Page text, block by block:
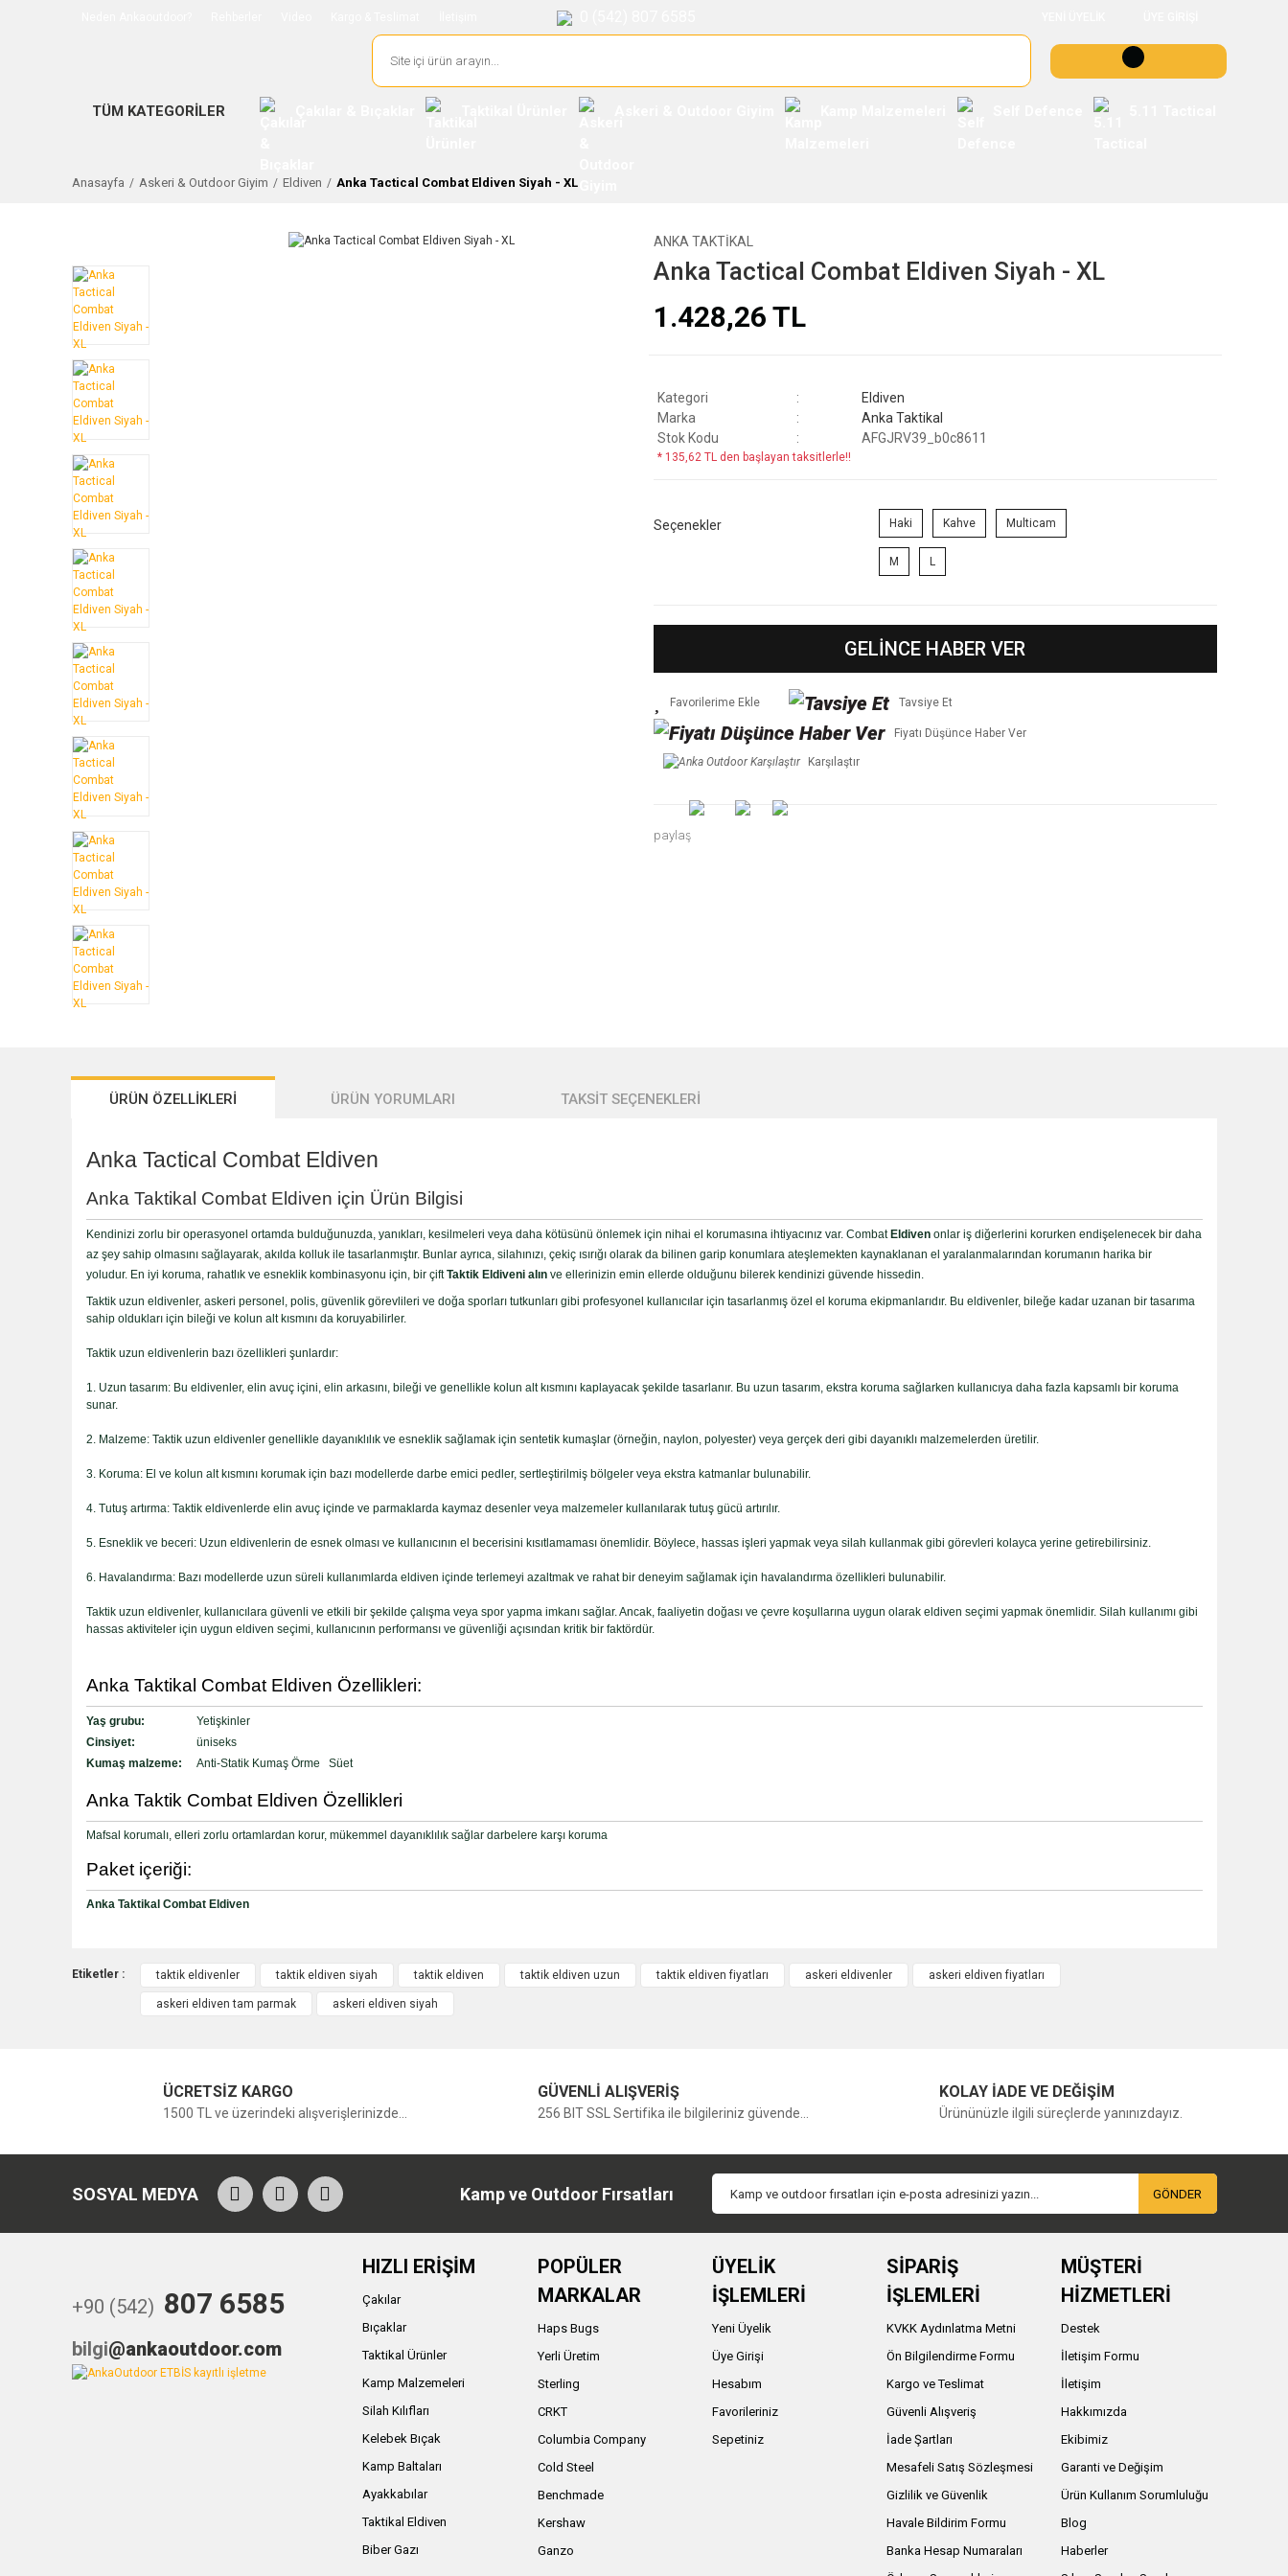
TÜM KATEGORİLER
Anasayfa Askeri & Outdoor Giyim Eldiven Anka Tactical Combat Eldiven Siyah - XL
ANKA TAKTIKAL
Anka Tactical Combat Eldiven Siyah - XL
1.428,26 TL
Kategori
Eldiven
Marka
Anka Taktikal
Stok Kodu
AFGJRV39_b0c8611
* 135,62 TL den başlayan taksitlerle!!
Seçenekler Haki Kahve Multicam
M L
GELİNCE HABER VER
Tavsiye Et
Fiyatı Düşünce Haber Ver
Karşılaştır
paylaş
ÜRÜN ÖZELLİKLERİ ÜRÜN YORUMLARI TAKSİT SEÇENEKLERİ
Anka Tactical Combat Eldiven
Anka Taktikal Combat Eldiven için Ürün Bilgisi
Kendinizi zorlu bir operasyonel ortamda bulduğunuzda, yanıkları, kesilmeleri veya daha kötüsünü önlemek için nihai el korumasına ihtiyacınız var. CombatEldivenonlar iş diğerlerini korurken endişelenecek bir daha
az şey sahip olmasını sağlayarak, akılda kolluk ile tasarlanmıştır. Bunlar ayrıca, silahınızı, çekiç ısırığı olarak da bilinen garip konumlara ateşlemekten kaynaklanan el yaralanmalarından korumanın harika bir
yoludur. En iyi koruma, rahatlık ve esneklik kombinasyonu için, bir çiftTaktik Eldiveni alınve ellerinizin emin ellerde olduğunu bilerek kendinizi güvende hissedin.
Taktik uzun eldivenler, askeri personel, polis, güvenlik görevlileri ve doğa sporları tutkunları gibi profesyonel kullanıcılar için tasarlanmış özel el koruma ekipmanlarıdır. Bu eldivenler, bileğe kadar uzanan bir tasarıma
sahip oldukları için bileği ve kolun alt kısmını da koruyabilirler.
Taktik uzun eldivenlerin bazı özellikleri şunlardır:
1. Uzun tasarım: Bu eldivenler, elin avuç içini, elin arkasını, bileği ve genellikle kolun alt kısmını kaplayacak şekilde tasarlanır. Bu uzun tasarım, ekstra koruma sağlarken kullanıcıya daha fazla kapsamlı bir koruma
sunar.
2. Malzeme: Taktik uzun eldivenler genellikle dayanıklılık ve esneklik sağlamak için sentetik kumaşlar (örneğin, naylon, polyester) veya gerçek deri gibi dayanıklı malzemelerden üretilir.
3. Koruma: El ve kolun alt kısmını korumak için bazı modellerde darbe emici pedler, sertleştirilmiş bölgeler veya ekstra katmanlar bulunabilir.
4. Tutuş artırma: Taktik eldivenlerde elin avuç içinde ve parmaklarda kaymaz desenler veya malzemeler kullanılarak tutuş gücü artırılır.
5. Esneklik ve beceri: Uzun eldivenlerin de esnek olması ve kullanıcının el becerisini kısıtlamaması önemlidir. Böylece, hassas işleri yapmak veya silah kullanmak gibi görevleri kolayca yerine getirebilirsiniz.
6. Havalandırma: Bazı modellerde uzun süreli kullanımlarda eldiven içinde terlemeyi azaltmak ve rahat bir deneyim sağlamak için havalandırma özellikleri bulunabilir.
Taktik uzun eldivenler, kullanıcılara güvenli ve etkili bir şekilde çalışma veya spor yapma imkanı sağlar. Ancak, faaliyetin doğası ve çevre koşullarına uygun olarak eldiven seçimi yapmak önemlidir. Silah kullanımı gibi
hassas aktiviteler için uygun eldiven seçimi, kullanıcının performansı ve güvenliği açısından kritik bir faktördür.
Anka Taktikal Combat Eldiven Özellikleri:
Yaş grubu:
Yetişkinler
Cinsiyet:
üniseks
Kumaş malzeme:
Anti-Statik Kumaş Örme Süet
Anka Taktik Combat Eldiven Özellikleri
Mafsal korumalı, elleri zorlu ortamlardan korur, mükemmel dayanıklılık sağlar darbelere karşı koruma
Paket içeriği:
Anka Taktikal Combat Eldiven
Etiketler : taktik eldivenler taktik eldiven siyah taktik eldiven taktik eldiven uzun taktik eldiven fiyatları askeri eldivenler askeri eldiven fiyatları
askeri eldiven tam parmak askeri eldiven siyah
ÜCRETSİZ KARGO
1500 TL ve üzerindeki alışverişlerinizde...
GÜVENLİ ALIŞVERİŞ
256 BIT SSL Sertifika ile bilgileriniz güvende...
KOLAY İADE VE DEĞİŞİM
Ürününüzle ilgili süreçlerde yanınızdayız.
SOSYAL MEDYA Kamp ve Outdoor Fırsatları GÖNDER
+90 (542) 807 6585
bilgi@ankaoutdoor.com
HIZLI ERİŞİM
Çakılar
Bıçaklar
Taktikal Ürünler
Kamp Malzemeleri
Silah Kılıfları
Kelebek Bıçak
Kamp Baltaları
Ayakkabılar
Taktikal Eldiven
Biber Gazı
POPÜLER
MARKALAR
Haps Bugs
Yerli Üretim
Sterling
CRKT
Columbia Company
Cold Steel
Benchmade
Kershaw
Ganzo
ÜYELİK
İŞLEMLERİ
Yeni Üyelik
Üye Girişi
Hesabım
Favorileriniz
Sepetiniz
SİPARİŞ
İŞLEMLERİ
KVKK Aydınlatma Metni
Ön Bilgilendirme Formu
Kargo ve Teslimat
Güvenli Alışveriş
İade Şartları
Mesafeli Satış Sözleşmesi
Gizlilik ve Güvenlik
Havale Bildirim Formu
Banka Hesap Numaraları
MÜŞTERİ
HİZMETLERİ
Destek
İletişim Formu
İletişim
Hakkımızda
Ekibimiz
Garanti ve Değişim
Ürün Kullanım Sorumluluğu
Blog
Haberler